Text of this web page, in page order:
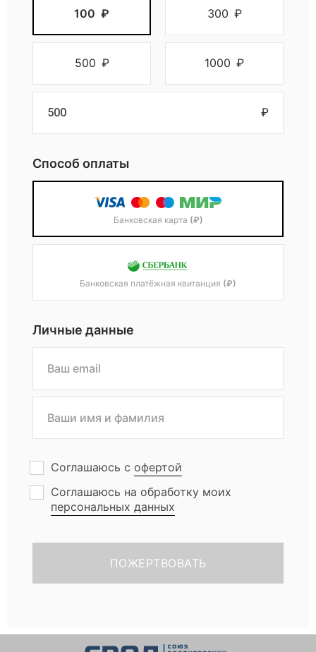
100 ₽ 300 ₽
500 ₽ 1000 ₽
₽
Способ оплаты
Банковская карта (₽)
Банковская платёжная квитанция (₽)
Личные данные
Соглашаюсь с офертой
Соглашаюсь на обработку моих
персональных данных